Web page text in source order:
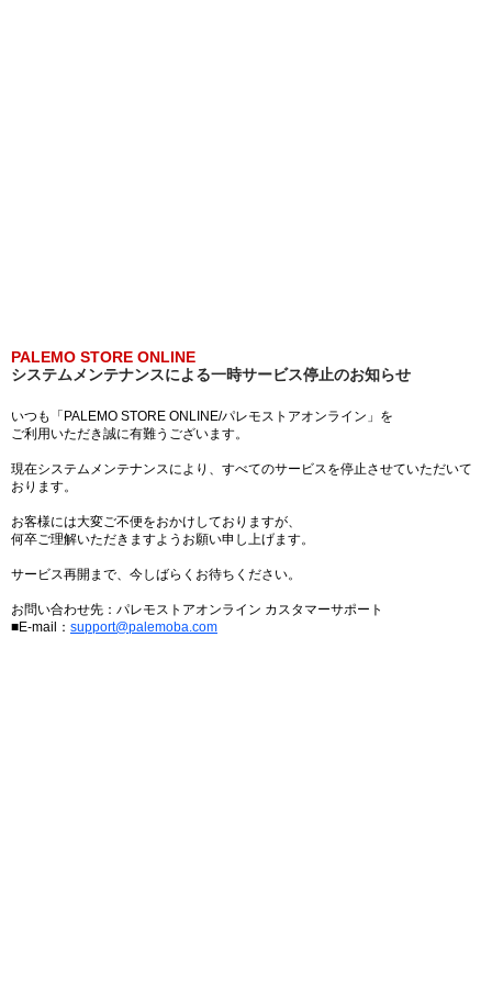
PALEMO STORE ONLINE
システムメンテナンスによる一時サービス停止のお知らせ
いつも「PALEMO STORE ONLINE/パレモストアオンライン」を
ご利用いただき誠に有難うございます。
現在システムメンテナンスにより、すべてのサービスを停止させていただいて
おります。
お客様には大変ご不便をおかけしておりますが、
何卒ご理解いただきますようお願い申し上げます。
サービス再開まで、今しばらくお待ちください。
お問い合わせ先：パレモストアオンライン カスタマーサポート
■E-mail： support@palemoba.com